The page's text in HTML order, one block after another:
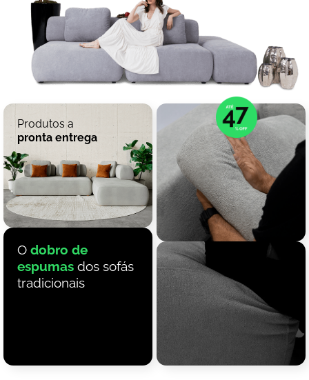
Produtos a
pronta entrega
O dobro de
espumas dos sofás
tradicionais